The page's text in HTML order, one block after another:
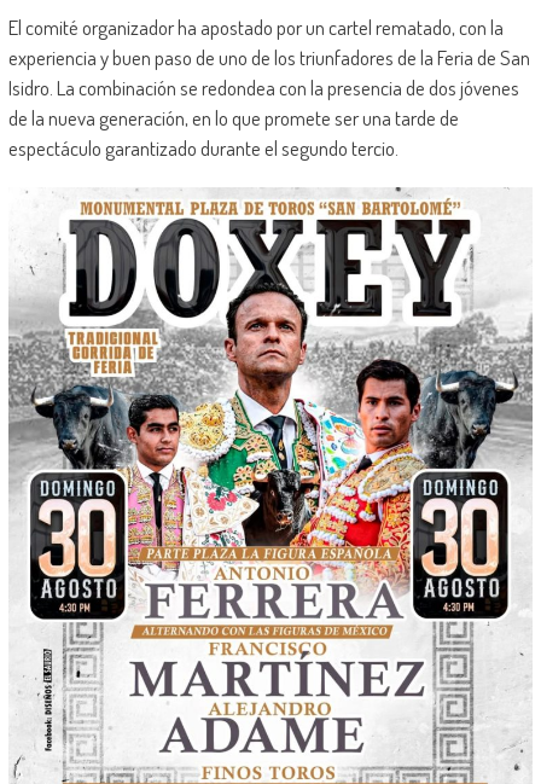
El comité organizador ha apostado por un cartel rematado, con la
experiencia y buen paso de uno de los triunfadores de la Feria de San
Isidro. La combinación se redondea con la presencia de dos jóvenes
de la nueva generación, en lo que promete ser una tarde de
espectáculo garantizado durante el segundo tercio.